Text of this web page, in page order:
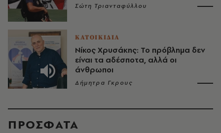
Σώτη Τριανταφύλλου
ΚΑΤΟΙΚΙΔΙΑ
Νίκος Χρυσάκης: Το πρόβλημα δεν
είναι τα αδέσποτα, αλλά οι
άνθρωποι
Δήμητρα Γκρους
ΠΡΟΣΦΑΤΑ